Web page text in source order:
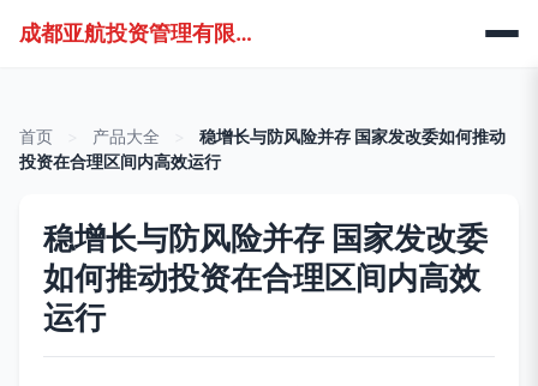
成都亚航投资管理有限公司
首页 产品大全
稳增长与防风险并存 国家发改委如何推动
投资在合理区间内高效运行
稳增长与防风险并存 国家发改委
如何推动投资在合理区间内高效
运行